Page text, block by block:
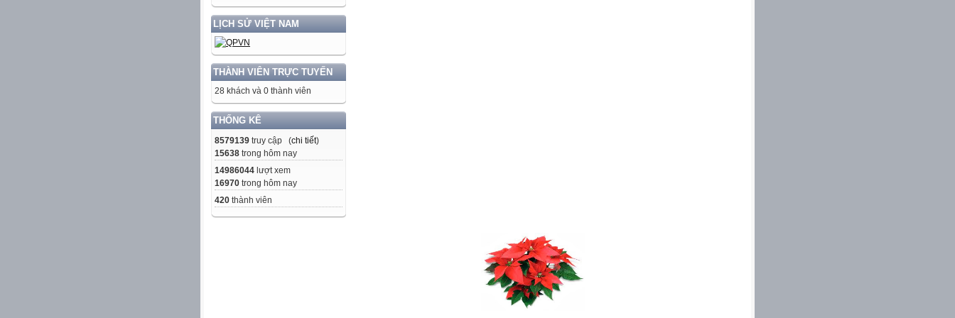
LỊCH SỬ VIỆT NAM
THÀNH VIÊN TRỰC TUYẾN
28 khách và 0 thành viên
THỐNG KÊ
8579139 truy cập (chi tiết)
15638 trong hôm nay
14986044 lượt xem
16970 trong hôm nay
420 thành viên